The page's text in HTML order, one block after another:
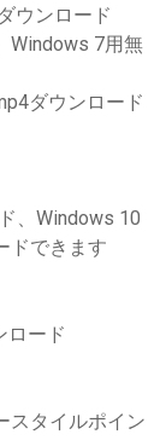
ウンロード
Windows 7用無
ダウンロード
、Windows 10
ドできます
ロード
スタイルポイン